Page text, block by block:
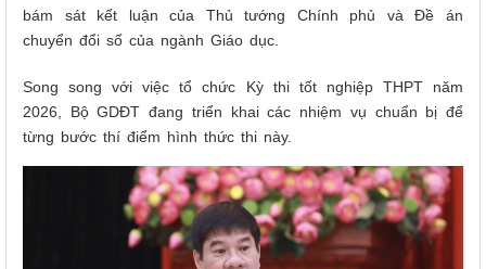
bám sát kết luận của Thủ tướng Chính phủ và Đề án
chuyển đổi số của ngành Giáo dục.
Song song với việc tổ chức Kỳ thi tốt nghiệp THPT năm
2026, Bộ GDĐT đang triển khai các nhiệm vụ chuẩn bị để
từng bước thí điểm hình thức thi này.